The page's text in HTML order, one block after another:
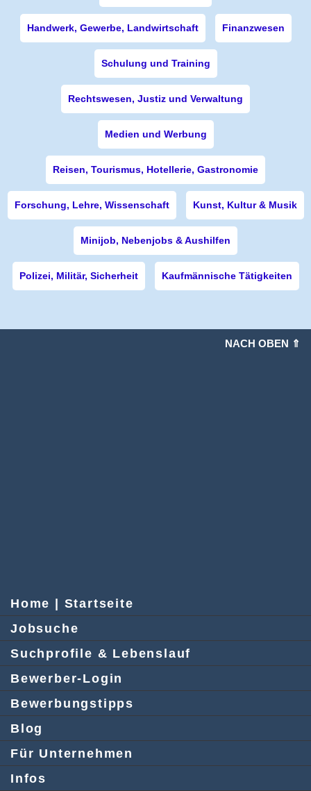
Handwerk, Gewerbe, Landwirtschaft Finanzwesen
Schulung und Training
Rechtswesen, Justiz und Verwaltung
Medien und Werbung
Reisen, Tourismus, Hotellerie, Gastronomie
Forschung, Lehre, Wissenschaft Kunst, Kultur & Musik
Minijob, Nebenjobs & Aushilfen
Polizei, Militär, Sicherheit Kaufmännische Tätigkeiten
NACH OBEN ⇑
Home | Startseite
Jobsuche
Suchprofile & Lebenslauf
Bewerber-Login
Bewerbungstipps
Blog
Für Unternehmen
Infos